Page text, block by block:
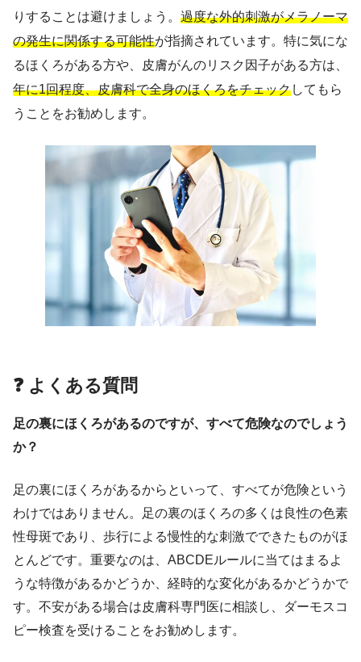
りすることは避けましょう。 過度な外的刺激がメラノーマ
の発生に関係する可能性が指摘されています。特に気にな
るほくろがある方や、皮膚がんのリスク因子がある方は、
年に1回程度、皮膚科で全身のほくろをチェックしてもら
うことをお勧めします。
❓ よくある質問
足の裏にほくろがあるのですが、すべて危険なのでしょう
か？
足の裏にほくろがあるからといって、すべてが危険という
わけではありません。足の裏のほくろの多くは良性の色素
性母斑であり、歩行による慢性的な刺激でできたものがほ
とんどです。重要なのは、ABCDEルールに当てはまるよ
うな特徴があるかどうか、経時的な変化があるかどうかで
す。不安がある場合は皮膚科専門医に相談し、ダーモスコ
ピー検査を受けることをお勧めします。